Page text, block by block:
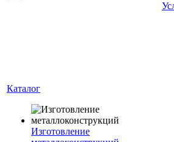
Каталог
Изготовление